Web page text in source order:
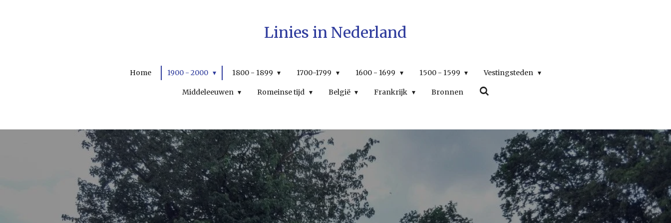
Linies in Nederland
Home 1900 - 2000 1800 - 1899 1700-1799 1600 - 1699 1500 - 1599 Vestingsteden
Middeleeuwen Romeinse tijd België Frankrijk Bronnen